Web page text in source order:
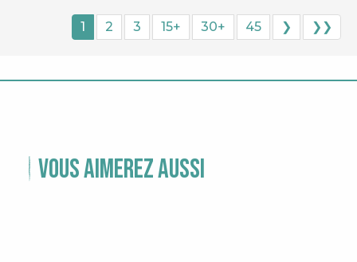
1 2 3 15+ 30+ 45 ❯ ❯❯
Vous aimerez aussi